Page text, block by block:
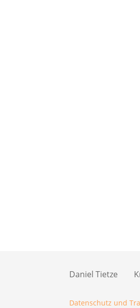
Daniel Tietze
Datenschutz und